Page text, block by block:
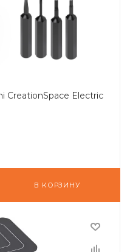
СreationSpace Electric
В КОРЗИНУ